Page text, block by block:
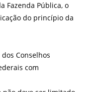
Fazenda Pública, o
do princípio da
Conselhos
com